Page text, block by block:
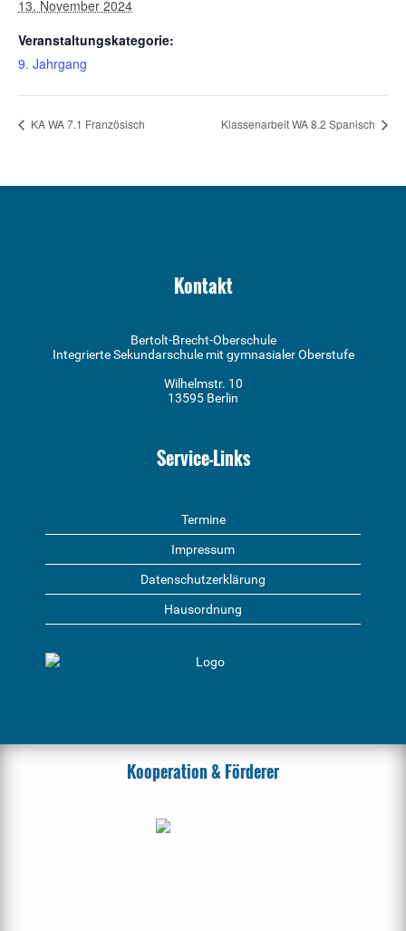
13. November 2024
Veranstaltungskategorie:
9. Jahrgang
KA WA 7.1 Französisch Klassenarbeit WA 8.2 Spanisch
Kontakt
Bertolt-Brecht-Oberschule
Integrierte Sekundarschule mit gymnasialer Oberstufe
Wilhelmstr. 10
13595 Berlin
Service-Links
Termine
Impressum
Datenschutzerklärung
Hausordnung
Kooperation & Förderer